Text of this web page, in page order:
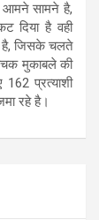
आमने सामने है,
दिया है वही
है, जिसके चलते
मुकाबले की
प्रत्याशी
रहे है।